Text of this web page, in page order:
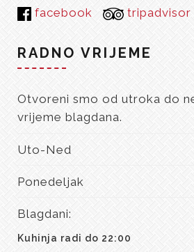
facebook
tripadvisor
RADNO VRIJEME
Otvoreni smo od utroka do
vrijeme blagdana.
Uto-Ned
Ponedeljak
Blagdani:
Kuhinja radi do 22:00